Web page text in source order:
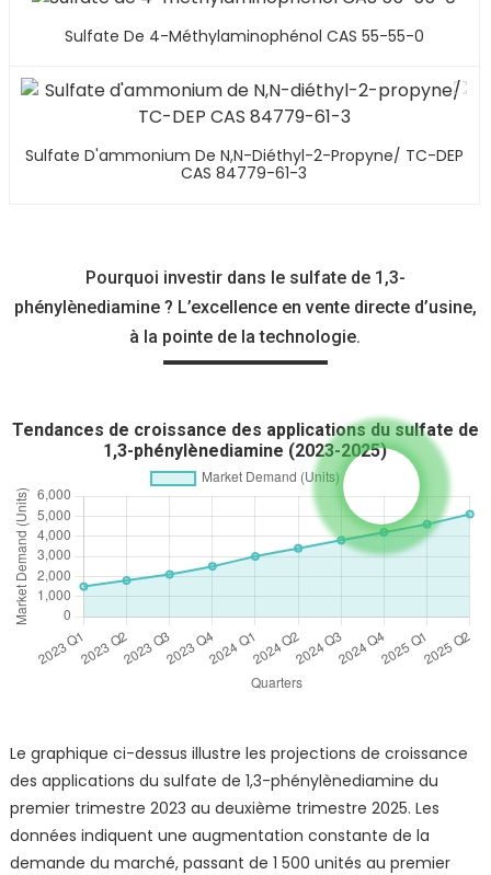
Sulfate De 4-Méthylaminophénol CAS 55-55-0
Sulfate D'ammonium De N,N-Diéthyl-2-Propyne/ TC-DEP
CAS 84779-61-3
Pourquoi investir dans le sulfate de 1,3-
phénylènediamine ? L’excellence en vente directe d’usine,
à la pointe de la technologie.
Tendances de croissance des applications du sulfate de
1,3-phénylènediamine (2023-2025)
Le graphique ci-dessus illustre les projections de croissance
des applications du sulfate de 1,3-phénylènediamine du
premier trimestre 2023 au deuxième trimestre 2025. Les
données indiquent une augmentation constante de la
demande du marché, passant de 1 500 unités au premier